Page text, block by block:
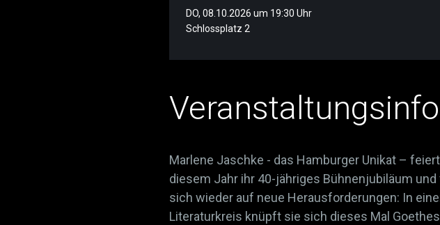
DO, 08.10.2026 um 19:30 Uhr
Schlossplatz 2
Marlene Jaschke - das Hamburger Unikat –
diesem Jahr ihr 40-jähriges Bühnenjubiläum
sich wieder auf neue Herausforderungen: In
Literaturkreis knüpft sie sich dieses Mal